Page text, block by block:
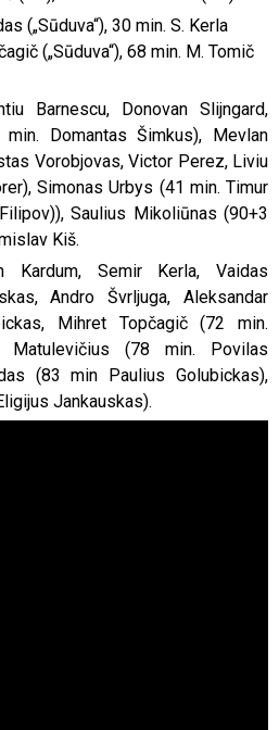
(„Sūduva“), 30 min. S. Kerla
(„Sūduva“), 68 min. M. Tomič
Barnescu, Donovan Slijngard,
min. Domantas Šimkus), Mevlan
Vorobjovas, Victor Perez, Liviu
Simonas Urbys (41 min. Timur
Saulius Mikoliūnas (90+3
Kiš.
Kardum, Semir Kerla, Vaidas
Andro Švrljuga, Aleksandar
Mihret Topčagič (72 min.
Matulevičius (78 min. Povilas
(83 min Paulius Golubickas),
Jankauskas).